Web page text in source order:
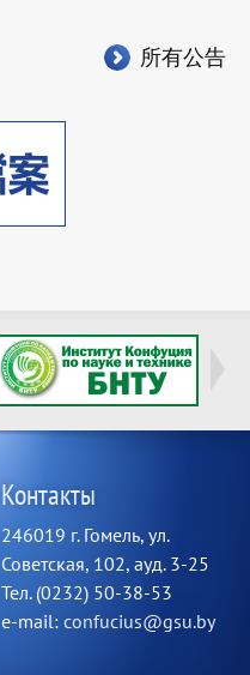
所有公告
Контакты
246019 г. Гомель, ул.
Советская, 102, ауд. 3-25
Тел. (0232) 50-38-53
e-mail:confucius@gsu.by